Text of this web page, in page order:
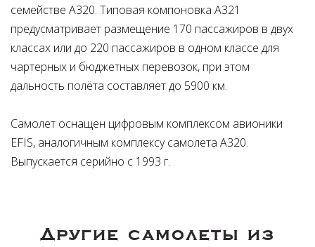
семействе А320. Типовая компоновка А321
предусматривает размещение 170 пассажиров в двух
классах или до 220 пассажиров в одном классе для
чартерных и бюджетных перевозок, при этом
дальность полёта составляет до 5900 км.
Самолет оснащен цифровым комплексом авионики
EFIS, аналогичным комплексу самолета А320.
Выпускается серийно с 1993 г.
Другие самолеты из